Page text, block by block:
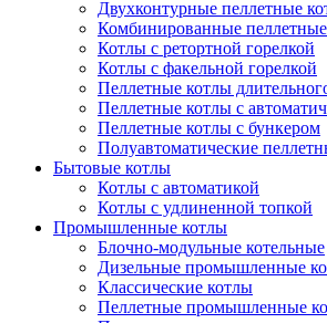
Двухконтурные пеллетные
Комбинированные
Котлы с ретортной горелкой
Котлы с факельной горелкой
Пеллетные котлы
Пеллетные котлы с
Пеллетные котлы с бункером
Полуавтоматические
Бытовые котлы
Котлы с автоматикой
Котлы с удлиненной топкой
Промышленные котлы
Блочно-модульные котельные
Дизельные промышленные
Классические котлы
Пеллетные промышленные